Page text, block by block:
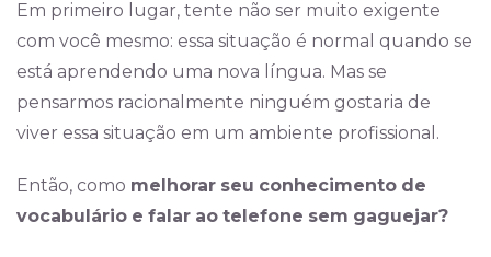
Em primeiro lugar, tente não ser muito exigente
com você mesmo: essa situação é normal quando se
está aprendendo uma nova língua. Mas se
pensarmos racionalmente ninguém gostaria de
viver essa situação em um ambiente profissional.
Então, como melhorar seu conhecimento de
vocabulário e falar ao telefone sem gaguejar?